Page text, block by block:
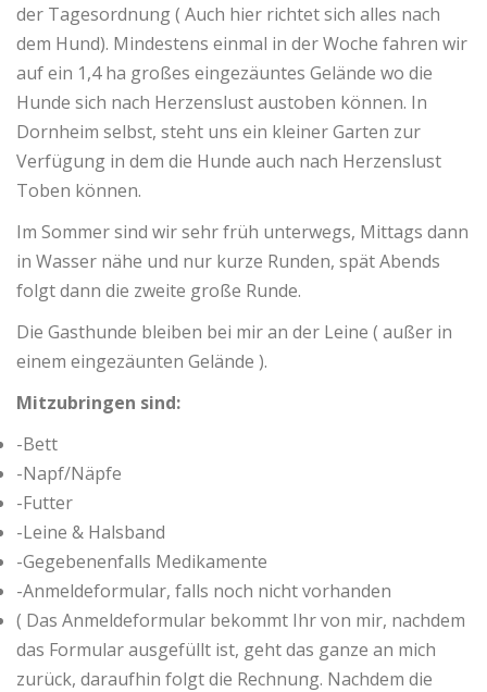
der Tagesordnung ( Auch hier richtet sich alles nach
dem Hund). Mindestens einmal in der Woche fahren wir
auf ein 1,4 ha großes eingezäuntes Gelände wo die
Hunde sich nach Herzenslust austoben können. In
Dornheim selbst, steht uns ein kleiner Garten zur
Verfügung in dem die Hunde auch nach Herzenslust
Toben können.
Im Sommer sind wir sehr früh unterwegs, Mittags dann
in Wasser nähe und nur kurze Runden, spät Abends
folgt dann die zweite große Runde.
Die Gasthunde bleiben bei mir an der Leine ( außer in
einem eingezäunten Gelände ).
Mitzubringen sind:
-Bett
-Napf/Näpfe
-Futter
-Leine & Halsband
-Gegebenenfalls Medikamente
-Anmeldeformular, falls noch nicht vorhanden
( Das Anmeldeformular bekommt Ihr von mir, nachdem
das Formular ausgefüllt ist, geht das ganze an mich
zurück, daraufhin folgt die Rechnung. Nachdem die